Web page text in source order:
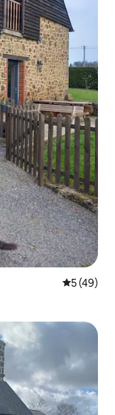
Средна
5 (49)